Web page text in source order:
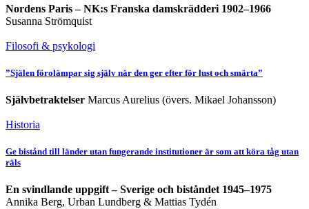
Nordens Paris – NK:s Franska damskrädderi 1902–1966
Susanna Strömquist
Filosofi & psykologi
”Själen förolämpar sig själv när den ger efter för lust och smärta”
Självbetraktelser Marcus Aurelius (övers. Mikael Johansson)
Historia
Ge bistånd till länder utan fungerande institutioner är som att köra tåg utan
räls
En svindlande uppgift – Sverige och biståndet 1945–1975
Annika Berg, Urban Lundberg & Mattias Tydén